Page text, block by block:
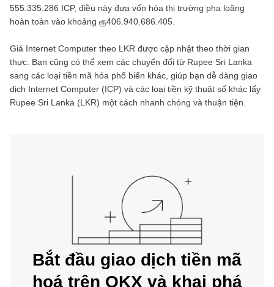
555.335.286 ICP, điều này đưa vốn hóa thị trường pha loãng
hoàn toàn vào khoảng ரூ406.940.686.405
Giá Internet Computer theo LKR được cập nhật theo thời gian
thực. Bạn cũng có thể xem các chuyển đổi từ Rupee Sri Lanka
sang các loại tiền mã hóa phổ biến khác, giúp bạn dễ dàng giao
dịch Internet Computer (ICP) và các loại tiền kỹ thuật số khác lấy
Rupee Sri Lanka (LKR) một cách nhanh chóng và thuận tiện.
Bắt đầu giao dịch tiền mã
hoá trên OKX và khai phá